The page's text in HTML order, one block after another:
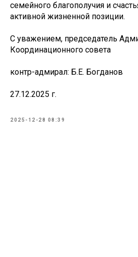
семейного благополучия и
активной жизненной позиции.
С уважением, председатель
Координационного совета
контр-адмирал: Б.Е. Богданов
27.12.2025 г.
2025-12-28 08:39